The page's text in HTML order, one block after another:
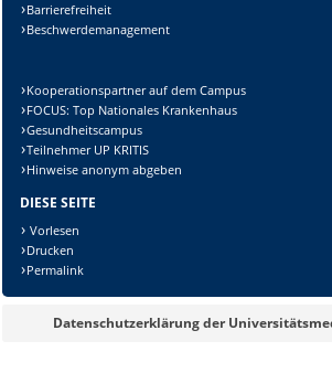
Barrierefreiheit
Beschwerdemanagement
Kooperationspartner auf dem Campus
FOCUS: Top Nationales Krankenhaus
Gesundheitscampus
Teilnehmer UP KRITIS
Hinweise anonym abgeben
DIESE SEITE
Vorlesen
Drucken
Permalink
Datenschutzerklärung der